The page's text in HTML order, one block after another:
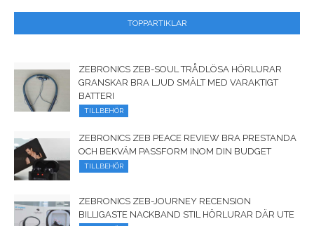
TOPPARTIKLAR
ZEBRONICS ZEB-SOUL TRÅDLÖSA HÖRLURAR
GRANSKAR BRA LJUD SMÄLT MED VARAKTIGT
BATTERI
TILLBEHÖR
ZEBRONICS ZEB PEACE REVIEW BRA PRESTANDA
OCH BEKVÄM PASSFORM INOM DIN BUDGET
TILLBEHÖR
ZEBRONICS ZEB-JOURNEY RECENSION
BILLIGASTE NACKBAND STIL HÖRLURAR DÄR UTE